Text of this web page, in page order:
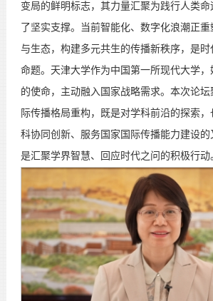
变局的鲜明标志，其力量汇聚为践行人类
了坚实支撑。当前智能化、数字化浪潮正重
与生态，构建多元共生的传播新秩序，是
命题。天津大学作为中国第一所现代大学，
的使命，主动融入国家战略需求。本次论坛
际传播格局重构，既是对学科前沿的探索
科协同创新、服务国家国际传播能力建设
是汇聚学界智慧、回应时代之问的积极行动